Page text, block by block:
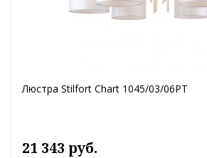
Люстра Stilfort Chart 1045/03/06PT
21 343 руб.